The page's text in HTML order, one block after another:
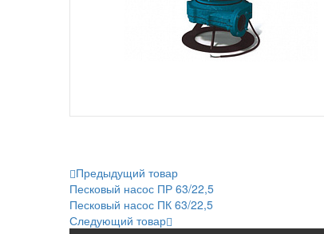
Предыдущий товар
Песковый насос ПР 63/22,5
Песковый насос ПК 63/22,5
Следующий товар